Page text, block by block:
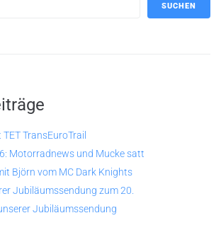
SUCHEN
TransEuroTrail
Motorradnews und Mucke satt
Björn vom MC Dark Knights
Jubiläumssendung zum 20.
Jubiläumssendung